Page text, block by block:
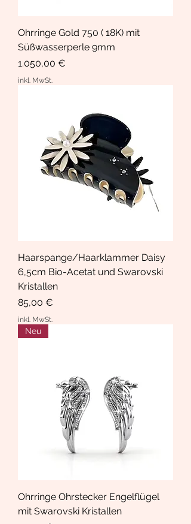
Ohrringe Gold 750 ( 18K) mit
Süßwasserperle 9mm
Preis
1.050,00 €
inkl. MwSt.
Haarspange/Haarklammer Daisy
6,5cm Bio-Acetat und Swarovski
Kristallen
Preis
85,00 €
inkl. MwSt.
Neu
Ohrringe Ohrstecker Engelflügel
mit Swarovski Kristallen